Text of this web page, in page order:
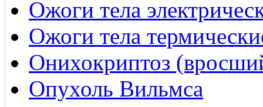
Ожоги тела
Ожоги тела
Онихокриптоз
Опухоль Вильмса